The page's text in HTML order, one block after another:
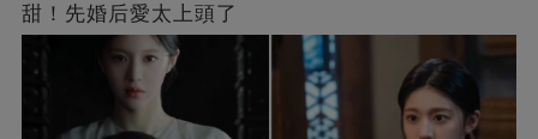
甜！先婚后愛太上頭了